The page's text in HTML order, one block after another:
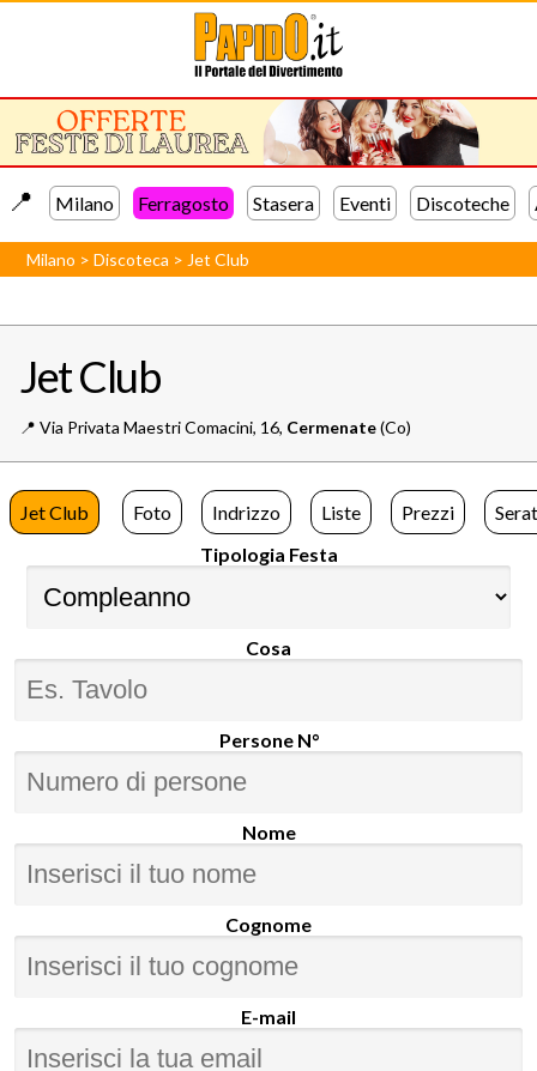
📍️ Milano Ferragosto Stasera Eventi Discoteche
Milano >Discoteca > Jet Club
Jet Club
📍️ Via Privata Maestri Comacini, 16, Cermenate(Co)
Jet Club Foto Indrizzo Liste Prezzi
Tipologia Festa
Cosa
Persone N°
Nome
Cognome
E-mail